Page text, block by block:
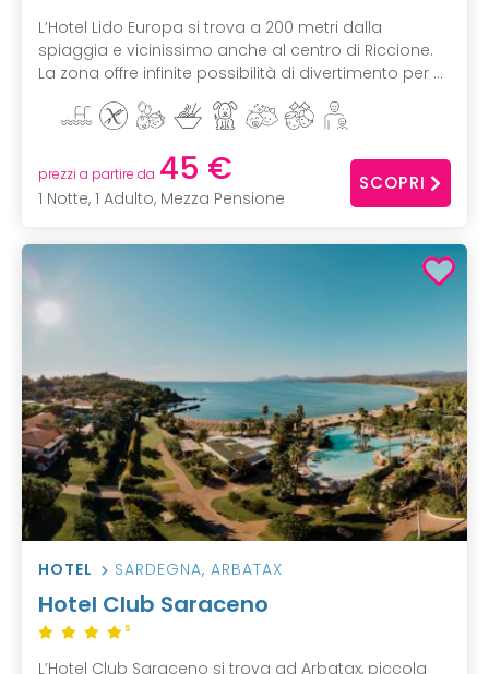
L’Hotel Lido Europa si trova a 200 metri dalla
spiaggia e vicinissimo anche al centro di Riccione.
La zona offre infinite possibilità di divertimento per ...
prezzi a partire da 45 €
1 Notte, 1 Adulto, Mezza Pensione
SCOPRI
HOTEL SARDEGNA, ARBATAX
Hotel Club Saraceno
S
L’Hotel Club Saraceno si trova ad Arbatax, piccola